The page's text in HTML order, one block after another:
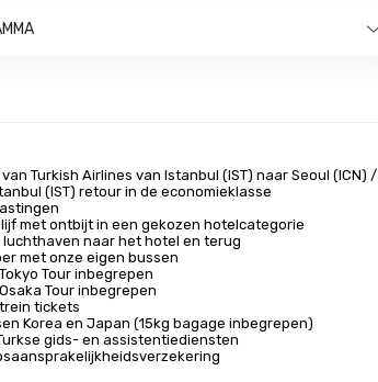
Turkish Airlines van Istanbul (IST) naar Seoul (ICN) /
(IST) retour in de economieklasse
met ontbijt in een gekozen hotelcategorie
luchthaven naar het hotel en terug
met onze eigen bussen
Tour inbegrepen
Tour inbegrepen
tickets
Korea en Japan (15kg bagage inbegrepen)
gids- en assistentiediensten